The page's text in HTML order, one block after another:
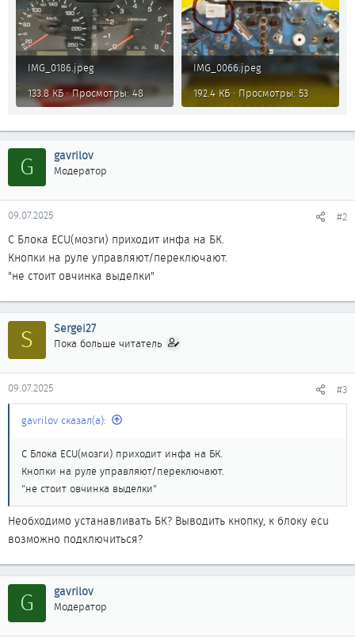
IMG_0186.jpeg
133.8 КБ · Просмотры: 48
IMG_0066.jpeg
192.4 КБ · Просмотры: 53
G gavrilov
Модератор
09.07.2025 #2
С Блока ECU(мозги) приходит инфа на БК.
Кнопки на руле управляют/переключают.
"не стоит овчинка выделки"
S Sergei27
Пока больше читатель
09.07.2025 #3
gavrilov сказал(а):
С Блока ECU(мозги) приходит инфа на БК.
Кнопки на руле управляют/переключают.
"не стоит овчинка выделки"
Необходимо устанавливать БК? Выводить кнопку, к блоку ecu
возможно подключиться?
G gavrilov
Модератор